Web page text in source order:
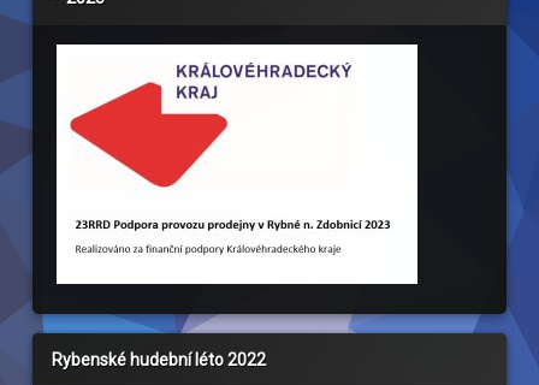
Rybenské hudební léto 2022